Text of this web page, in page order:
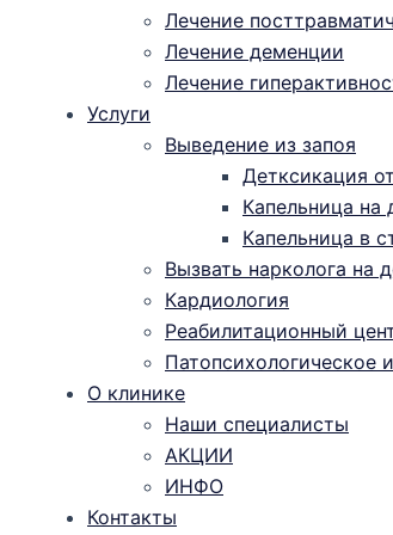
Лечение
Лечение деменции
Лечение
Услуги
Выведение из запоя
Детксикация
Капельница на
Капельница в
Вызвать нарколога на
Кардиология
Реабилитационный
Патопсихологическое
О клинике
Наши специалисты
АКЦИИ
ИНФО
Контакты